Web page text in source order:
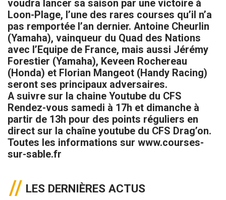
voudra lancer sa saison par une victoire à
Loon-Plage, l’une des rares courses qu’il n’a
pas remportée l’an dernier. Antoine Cheurlin
(Yamaha), vainqueur du Quad des Nations
avec l’Equipe de France, mais aussi Jérémy
Forestier (Yamaha), Keveen Rochereau
(Honda) et Florian Mangeot (Handy Racing)
seront ses principaux adversaires.
A suivre sur la chaine Youtube du CFS
Rendez-vous samedi à 17h et dimanche à
partir de 13h pour des points réguliers en
direct sur la chaîne youtube du CFS Drag’on.
Toutes les informations sur www.courses-
sur-sable.fr
LES DERNIÈRES ACTUS